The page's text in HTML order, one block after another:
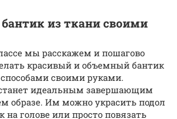
из ткани своими
мы расскажем и пошагово
красивый и объемный бантик
своими руками.
идеальным завершающим
образе. Им можно украсить подол
на голове или просто повязать